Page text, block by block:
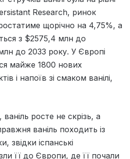
Research, ринок
щорічно на 4,75%, а
з $2575,4 млн до
до 2033 року. У Європі
майже 1800 нових
і напоїв зі смаком ванілі,
ваніль росте не скрізь, а
ваніль походить із
звідки іспанські
її до Європи, де її почали